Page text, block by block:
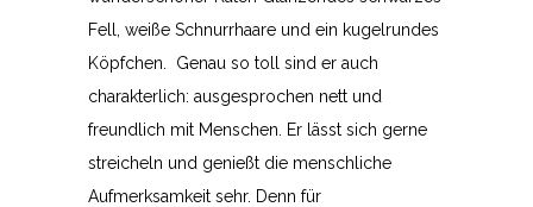
Fell, weiße Schnurrhaare und ein kugelrundes
Köpfchen. Genau so toll sind er auch
charakterlich: ausgesprochen nett und
freundlich mit Menschen. Er lässt sich gerne
streicheln und genießt die menschliche
Aufmerksamkeit sehr. Denn für